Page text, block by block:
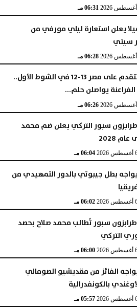
06:31 مـ
يعلن استعارة ليلي مورفي من
سيتي
06:28 مـ
إسبانيا تتقدم على مصر 13-12 في الشوط الأول..
يواصلن حلم...
06:26 مـ
سبور التركي يعلن ضم محمد
2028
06:04 مـ
يواجه بطل جيبوتي بالدور التمهيدي من
06:02 مـ
سبور تُطالب محمد صلاح بحصد
التركي
06:00 مـ
الفائز من مقديشيو الصومالي
بالكونفدرالية
05:57 مـ